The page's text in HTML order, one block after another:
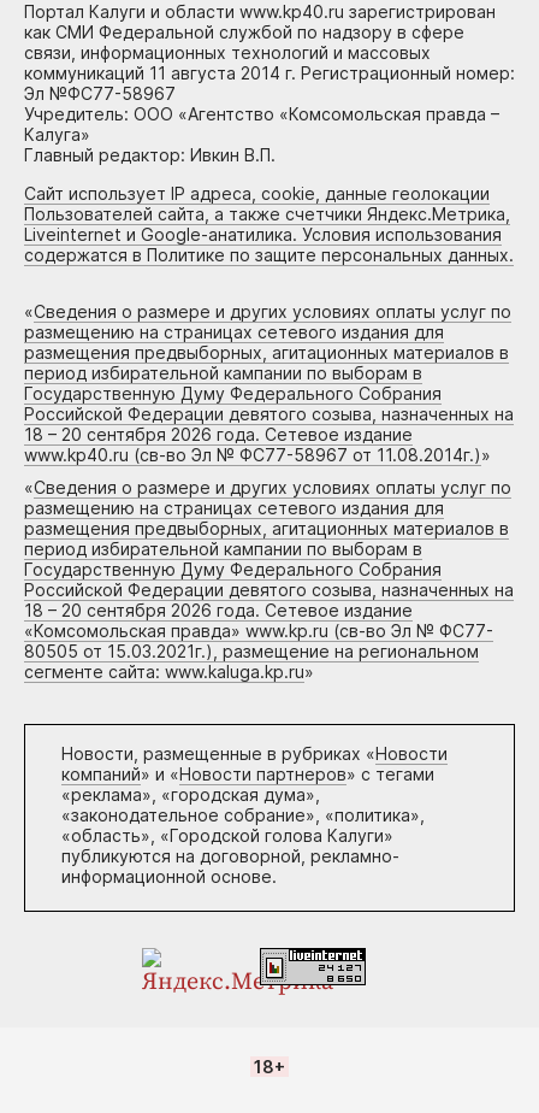
Портал Калуги и области www.kp40.ru зарегистрирован
как СМИ Федеральной службой по надзору в сфере
связи, информационных технологий и массовых
коммуникаций 11 августа 2014 г. Регистрационный номер:
Эл №ФС77-58967
Учредитель: ООО «Агентство «Комсомольская правда –
Калуга»
Главный редактор: Ивкин В.П.
Сайт использует IP адреса, cookie, данные геолокации
Пользователей сайта, а также счетчики Яндекс.Метрика,
Liveinternet и Google-анатилика. Условия использования
содержатся в Политике по защите персональных данных.
«Сведения о размере и других условиях оплаты услуг по
размещению на страницах сетевого издания для
размещения предвыборных, агитационных материалов в
период избирательной кампании по выборам в
Государственную Думу Федерального Собрания
Российской Федерации девятого созыва, назначенных на
18 – 20 сентября 2026 года. Сетевое издание
www.kp40.ru (св-во Эл № ФС77-58967 от 11.08.2014г.)»
«Сведения о размере и других условиях оплаты услуг по
размещению на страницах сетевого издания для
размещения предвыборных, агитационных материалов в
период избирательной кампании по выборам в
Государственную Думу Федерального Собрания
Российской Федерации девятого созыва, назначенных на
18 – 20 сентября 2026 года. Сетевое издание
«Комсомольская правда» www.kp.ru (св-во Эл № ФС77-
80505 от 15.03.2021г.), размещение на региональном
сегменте сайта: www.kaluga.kp.ru»
Новости, размещенные в рубриках «Новости
компаний» и «Новости партнеров» с тегами
«реклама», «городская дума»,
«законодательное собрание», «политика»,
«область», «Городской голова Калуги»
публикуются на договорной, рекламно-
информационной основе.
18+